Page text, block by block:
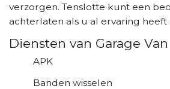
verzorgen. Tenslotte kunt een
achterlaten als u al ervaring
Diensten van Garage
APK
Banden wisselen